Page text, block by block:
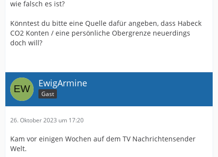
wie falsch es ist?
Könntest du bitte eine Quelle dafür angeben, dass Habeck
CO2 Konten / eine persönliche Obergrenze neuerdings
doch will?
EwigArmine
Gast
26. Oktober 2023 um 17:20
Kam vor einigen Wochen auf dem TV Nachrichtensender
Welt.